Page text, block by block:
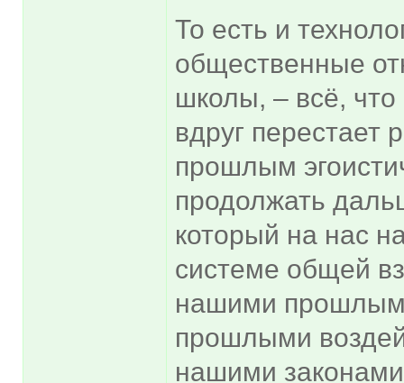
То есть и
общественные
школы, – всё,
вдруг перестает
прошлым
продолжать
который на нас
системе общей
нашими
прошлыми
нашими